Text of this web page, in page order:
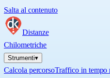
Salta al contenuto
Distanze
Chilometriche
Strumenti▾
Calcola percorsoTraffico in tempo